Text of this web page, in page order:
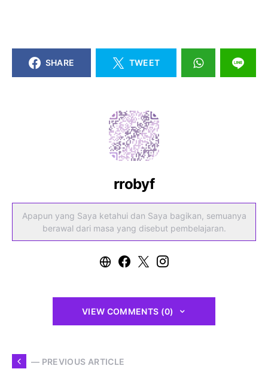
SHARE TWEET
rrobyf
Apapun yang Saya ketahui dan Saya bagikan, semuanya
berawal dari masa yang disebut pembelajaran.
VIEW COMMENTS (0)
— PREVIOUS ARTICLE